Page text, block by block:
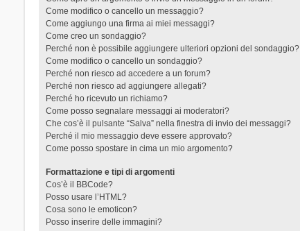
Come modifico o cancello un messaggio?
Come aggiungo una firma ai miei messaggi?
Come creo un sondaggio?
Perché non è possibile aggiungere ulteriori opzioni del sondaggio?
Come modifico o cancello un sondaggio?
Perché non riesco ad accedere a un forum?
Perché non riesco ad aggiungere allegati?
Perché ho ricevuto un richiamo?
Come posso segnalare messaggi ai moderatori?
Che cos’è il pulsante “Salva” nella finestra di invio dei messaggi?
Perché il mio messaggio deve essere approvato?
Come posso spostare in cima un mio argomento?
Formattazione e tipi di argomenti
Cos’è il BBCode?
Posso usare l’HTML?
Cosa sono le emoticon?
Posso inserire delle immagini?